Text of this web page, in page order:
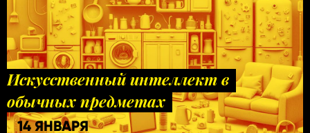
Искусственный интеллект в
обычных предметах
14 ЯНВАРЯ